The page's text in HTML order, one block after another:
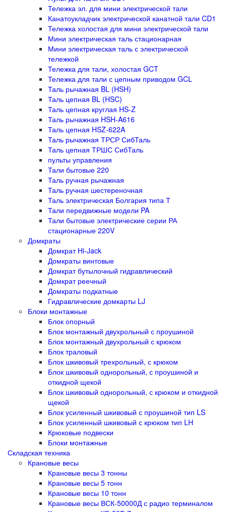
Тележка эл. для мини электрической тали
Канатоукладчик электрической канатной тали CD1
Тележка холостая для мини электрической тали
Мини электрическая таль стационарная
Мини электрическая таль с электрической
тележкой
Тележка для тали, холостая GCT
Тележка для тали с цепным приводом GCL
Таль рычажная BL (HSH)
Таль цепная BL (HSC)
Таль цепная круглая HS-Z
Таль рычажная HSH-A616
Таль цепная HSZ-622A
Таль рычажная ТРСР СибТаль
Таль цепная ТРШС СибТаль
пульты управления
Тали бытовые 220
Таль ручная рычажная
Таль ручная шестереночная
Таль электрическая Болгария типа Т
Тали передвижные модели PA
Тали бытовые электрические серии РА
стационарные 220V
Домкраты
Домкрат Hi-Jack
Домкраты винтовые
Домкрат бутылочный гидравлический
Домкрат реечный
Домкраты подкатные
Гидравлические домкарты LJ
Блоки монтажные
Блок опорный
Блок монтажный двухрольный с проушиной
Блок монтажный двухрольный с крюком
Блок траловый
Блок шкивовый трехрольный, с крюком
Блок шкивовый однорольный, с проушиной и
откидной щекой
Блок шкивовый однорольный, с крюком и откидной
щекой
Блок усиленный шкивовый с проушиной тип LS
Блок усиленный шкивовый с крюком тип LH
Крюковые подвески
Блоки монтажные
Складская техника
Крановые весы
Крановые весы 3 тонны
Крановые весы 5 тонн
Крановые весы 10 тонн
Крановые весы ВСК-50000Д с радио терминалом